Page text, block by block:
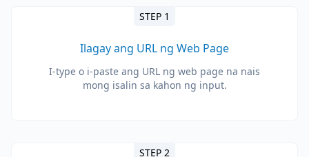
STEP 1
Ilagay ang URL ng Web Page
I-type o i-paste ang URL ng web page na nais
mong isalin sa kahon ng input.
STEP 2